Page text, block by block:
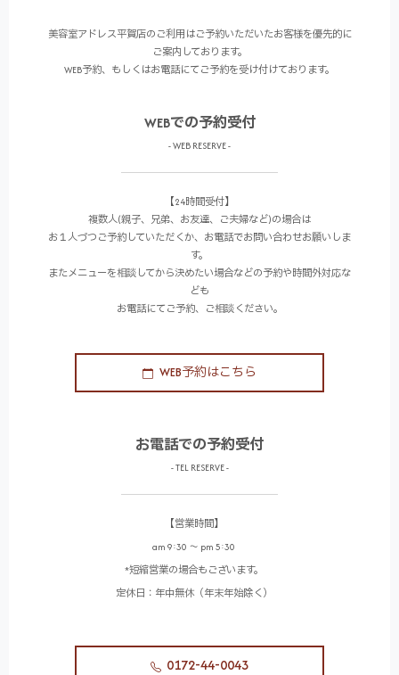
美容室アドレス平賀店のご利用はご予約いただいたお客様を優先的に
ご案内しております。
WEB予約、もしくはお電話にてご予約を受け付けております。
WEBでの予約受付
- WEB RESERVE -
【24時間受付】
複数人(親子、兄弟、お友達、ご夫婦など)の場合は
お１人づつご予約していただくか、お電話でお問い合わせお願いしま
す。
またメニューを相談してから決めたい場合などの予約や時間外対応な
ども
お電話にてご予約、ご相談ください。
WEB予約はこちら
お電話での予約受付
- TEL RESERVE -
【営業時間】
am 9:30 〜 pm 5:30
*短縮営業の場合もございます。
定休日：年中無休（年末年始除く）
0172-44-0043